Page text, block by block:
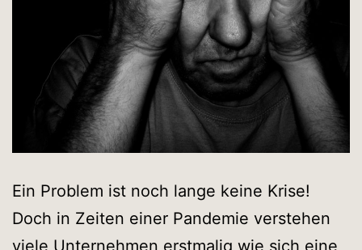
Ein Problem ist noch lange keine Krise!
Doch in Zeiten einer Pandemie verstehen